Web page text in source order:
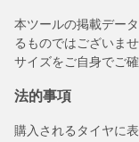
本ツールの掲載デー
るものではございま
サイズをご自身でご確
法的事項
購入されるタイヤに